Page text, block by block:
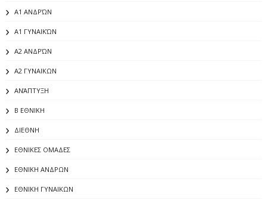
Α1 ΑΝΔΡΏΝ
Α1 ΓΥΝΑΙΚΏΝ
Α2 ΑΝΔΡΏΝ
Α2 ΓΥΝΑΙΚΩΝ
ΑΝΆΠΤΥΞΗ
Β ΕΘΝΙΚΗ
ΔΙΕΘΝΗ
ΕΘΝΙΚΕΣ ΟΜΑΔΕΣ
ΕΘΝΙΚΗ ΑΝΔΡΩΝ
ΕΘΝΙΚΗ ΓΥΝΑΙΚΩΝ